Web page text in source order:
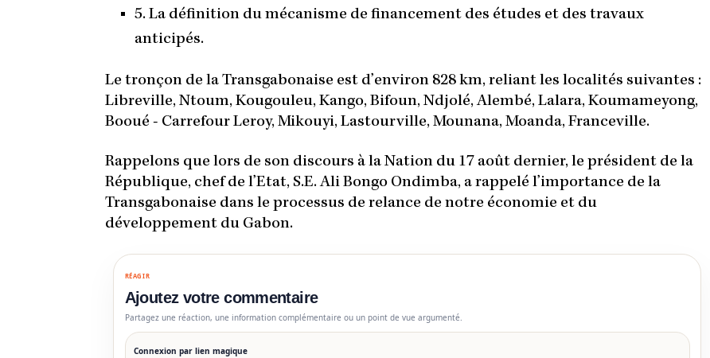
5. La définition du mécanisme de financement des études et des travaux
anticipés.
Le tronçon de la Transgabonaise est d’environ 828 km, reliant les localités suivantes :
Libreville, Ntoum, Kougouleu, Kango, Bifoun, Ndjolé, Alembé, Lalara, Koumameyong,
Booué - Carrefour Leroy, Mikouyi, Lastourville, Mounana, Moanda, Franceville.
Rappelons que lors de son discours à la Nation du 17 août dernier, le président de la
République, chef de l’Etat, S.E. Ali Bongo Ondimba, a rappelé l’importance de la
Transgabonaise dans le processus de relance de notre économie et du
développement du Gabon.
RÉAGIR
Ajoutez votre commentaire
Partagez une réaction, une information complémentaire ou un point de vue argumenté.
Connexion par lien magique